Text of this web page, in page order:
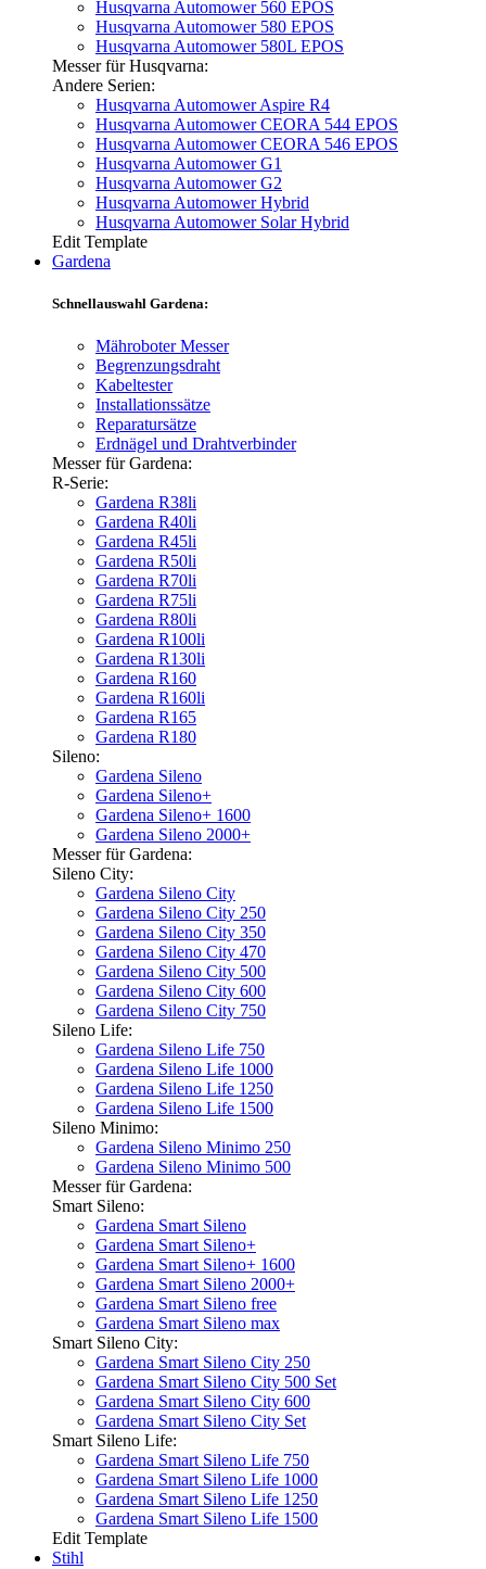
Husqvarna Automower 560 EPOS
Husqvarna Automower 580 EPOS
Husqvarna Automower 580L EPOS
Messer für Husqvarna:
Andere Serien:
Husqvarna Automower Aspire R4
Husqvarna Automower CEORA 544 EPOS
Husqvarna Automower CEORA 546 EPOS
Husqvarna Automower G1
Husqvarna Automower G2
Husqvarna Automower Hybrid
Husqvarna Automower Solar Hybrid
Edit Template
Gardena
Schnellauswahl Gardena:
Mähroboter Messer
Begrenzungsdraht
Kabeltester
Installationssätze
Reparatursätze
Erdnägel und Drahtverbinder
Messer für Gardena:
R-Serie:
Gardena R38li
Gardena R40li
Gardena R45li
Gardena R50li
Gardena R70li
Gardena R75li
Gardena R80li
Gardena R100li
Gardena R130li
Gardena R160
Gardena R160li
Gardena R165
Gardena R180
Sileno:
Gardena Sileno
Gardena Sileno+
Gardena Sileno+ 1600
Gardena Sileno 2000+
Messer für Gardena:
Sileno City:
Gardena Sileno City
Gardena Sileno City 250
Gardena Sileno City 350
Gardena Sileno City 470
Gardena Sileno City 500
Gardena Sileno City 600
Gardena Sileno City 750
Sileno Life:
Gardena Sileno Life 750
Gardena Sileno Life 1000
Gardena Sileno Life 1250
Gardena Sileno Life 1500
Sileno Minimo:
Gardena Sileno Minimo 250
Gardena Sileno Minimo 500
Messer für Gardena:
Smart Sileno:
Gardena Smart Sileno
Gardena Smart Sileno+
Gardena Smart Sileno+ 1600
Gardena Smart Sileno 2000+
Gardena Smart Sileno free
Gardena Smart Sileno max
Smart Sileno City:
Gardena Smart Sileno City 250
Gardena Smart Sileno City 500 Set
Gardena Smart Sileno City 600
Gardena Smart Sileno City Set
Smart Sileno Life:
Gardena Smart Sileno Life 750
Gardena Smart Sileno Life 1000
Gardena Smart Sileno Life 1250
Gardena Smart Sileno Life 1500
Edit Template
Stihl